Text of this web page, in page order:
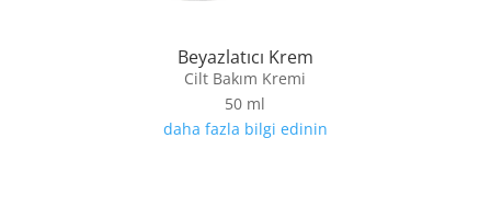
Beyazlatıcı Krem
Cilt Bakım Kremi
50 ml
daha fazla bilgi edinin